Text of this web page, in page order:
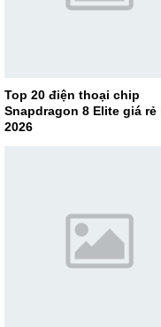
Top 20 điện thoại chip
Snapdragon 8 Elite giá rẻ
2026